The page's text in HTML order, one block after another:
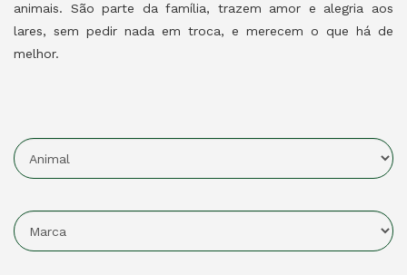
animais. São parte da família, trazem amor e alegria aos
lares, sem pedir nada em troca, e merecem o que há de
melhor.